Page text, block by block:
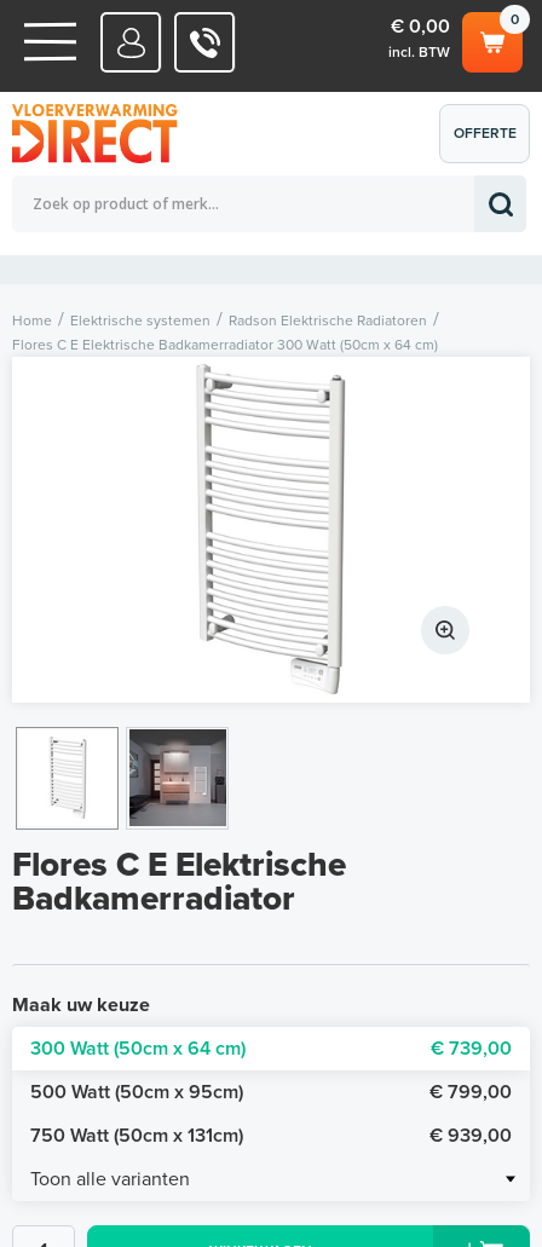
WATERSYSTEMEN
ELEKTRISCHE SYSTEMEN
0
€ 0,00
incl. BTW
Totaalbedrag (incl. BTW) € 0,00
OFFERTE
AANVRAGEN
Home Elektrische systemen
Radson Elektrische Radiatoren
Flores C E Elektrische Badkamerradiator 300 Watt (50cm x 64 cm)
Flores C E Elektrische
Badkamerradiator
Maak uw keuze
300 Watt (50cm x 64 cm)
€ 739,00
500 Watt (50cm x 95cm)
€ 799,00
750 Watt (50cm x 131cm)
€ 939,00
Toon alle varianten